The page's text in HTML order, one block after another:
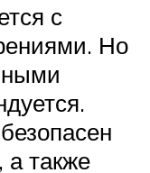
с
Но
а также